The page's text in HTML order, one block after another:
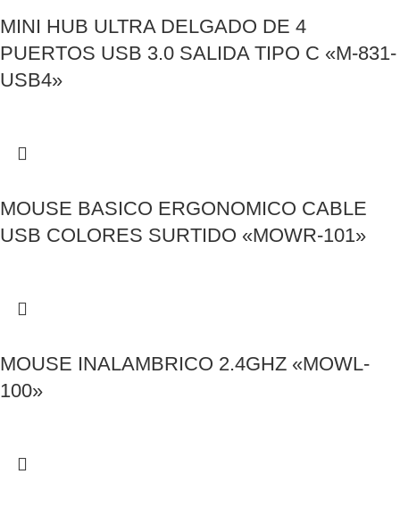
MINI HUB ULTRA DELGADO DE 4
PUERTOS USB 3.0 SALIDA TIPO C «M-831-
USB4»
MOUSE BASICO ERGONOMICO CABLE
USB COLORES SURTIDO «MOWR-101»
MOUSE INALAMBRICO 2.4GHZ «MOWL-
100»